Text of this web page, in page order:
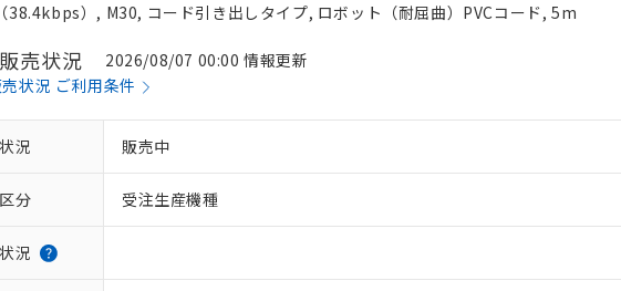
38.4kbps）, M30, コード引き出しタイプ, ロボット（耐屈曲）PVCコード, 5m
売状況
2026/08/07 00:00 情報更新
状況 ご利用条件
況 販売中
分 受注生産機種
況